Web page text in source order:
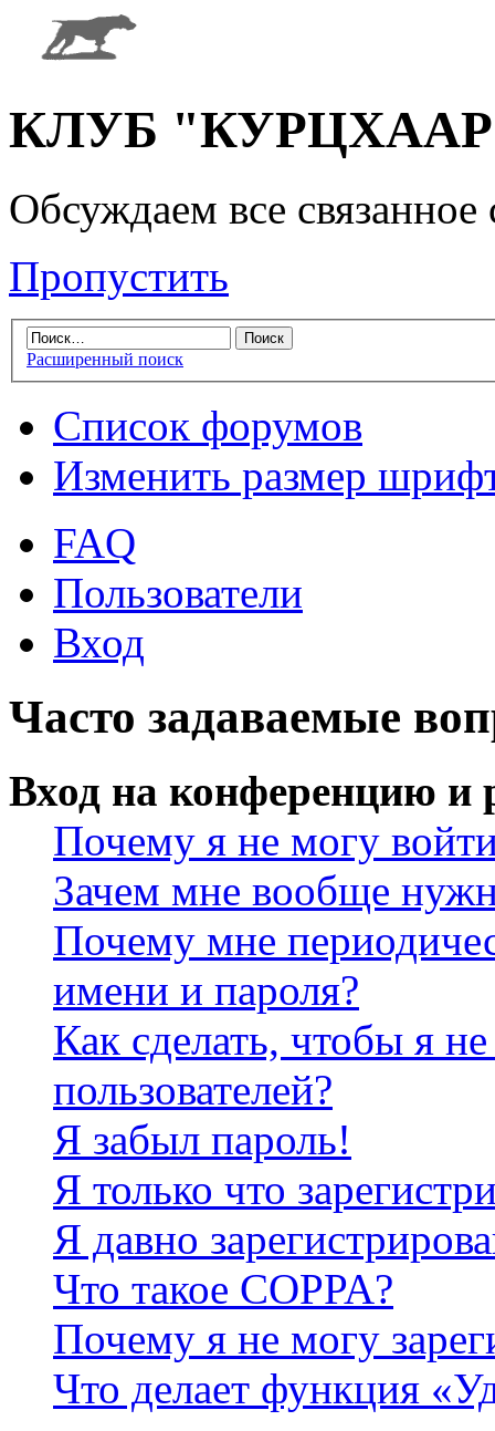
КЛУБ "КУРЦХААР"
Обсуждаем все
Пропустить
Расширенный поиск
Список форумов
Изменить размер
FAQ
Пользователи
Вход
Часто задаваемые
Вход на конференцию и
Почему я не могу
Зачем мне вообще
Почему мне
имени и пароля?
Как сделать, чтобы я
пользователей?
Я забыл пароль!
Я только что
Я давно
Что такое COPPA?
Почему я не могу
Что делает функция